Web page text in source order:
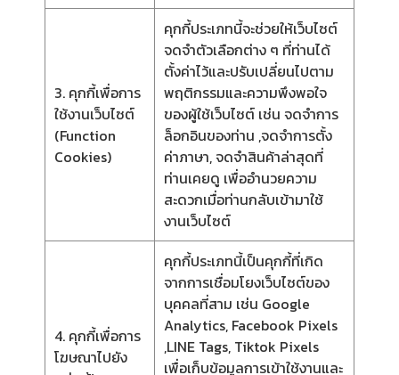
3. คุกกี้เพื่อการ
ใช้งานเว็บไซต์
(Function
Cookies)
คุกกี้ประเภทนี้จะช่วยให้เว็บไซต์
จดจำตัวเลือกต่าง ๆ ที่ท่านได้
ตั้งค่าไว้และปรับเปลี่ยนไปตาม
พฤติกรรมและความพึงพอใจ
ของผู้ใช้เว็บไซต์ เช่น จดจำการ
ล็อกอินของท่าน ,จดจำการตั้ง
ค่าภาษา, จดจำสินค้าล่าสุดที่
ท่านเคยดู เพื่ออำนวยความ
สะดวกเมื่อท่านกลับเข้ามาใช้
งานเว็บไซต์
4. คุกกี้เพื่อการ
โฆษณาไปยัง
คุกกี้ประเภทนี้เป็นคุกกี้ที่เกิด
จากการเชื่อมโยงเว็บไซต์ของ
บุคคลที่สาม เช่น Google
Analytics, Facebook Pixels
,LINE Tags, Tiktok Pixels
เพื่อเก็บข้อมูลการเข้าใช้งานและ